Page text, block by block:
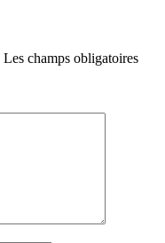
Les champs obligatoires